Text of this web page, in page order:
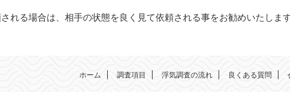
れる場合は、相手の状態を良く見て依頼される事をお勧めいたします
ホーム 調査項目 浮気調査の流れ 良くある質問